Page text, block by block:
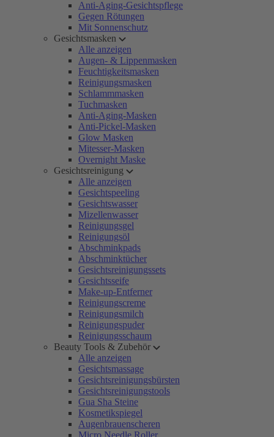
Anti-Aging-Gesichtspflege
Gegen Rötungen
Mit Sonnenschutz
Gesichtsmasken
Alle anzeigen
Augen- & Lippenmasken
Feuchtigkeitsmasken
Reinigungsmasken
Schlammmasken
Tuchmasken
Anti-Aging-Masken
Anti-Pickel-Masken
Glow Masken
Mitesser-Masken
Overnight Maske
Gesichtsreinigung
Alle anzeigen
Gesichtspeeling
Gesichtswasser
Mizellenwasser
Reinigungsgel
Reinigungsöl
Abschminkpads
Abschminktücher
Gesichtsreinigungssets
Gesichtsseife
Make-up-Entferner
Reinigungscreme
Reinigungsmilch
Reinigungspuder
Reinigungsschaum
Beauty Tools & Zubehör
Alle anzeigen
Gesichtsmassage
Gesichtsreinigungsbürsten
Gesichtsreinigungstools
Gua Sha Steine
Kosmetikspiegel
Augenbrauenscheren
Micro Needle Roller